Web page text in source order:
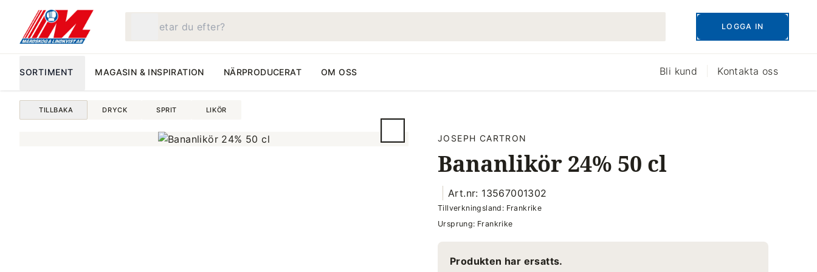
LOGGA IN
SORTIMENT MAGASIN & INSPIRATION NÄRPRODUCERAT OM OSS Bli kund Kontakta oss
TILLBAKA DRYCK SPRIT LIKÖR
JOSEPH CARTRON
Bananlikör 24% 50 cl
Art.nr: 13567001302
Tillverkningsland: Frankrike
Ursprung: Frankrike
Produkten har ersatts.